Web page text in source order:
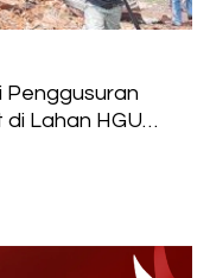
Penggusuran
Lahan HGU